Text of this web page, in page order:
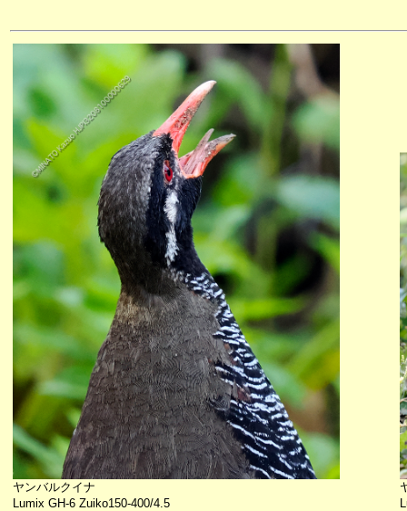
ヤンバルクイナ
Lumix GH-6 Zuiko150-400/4.5